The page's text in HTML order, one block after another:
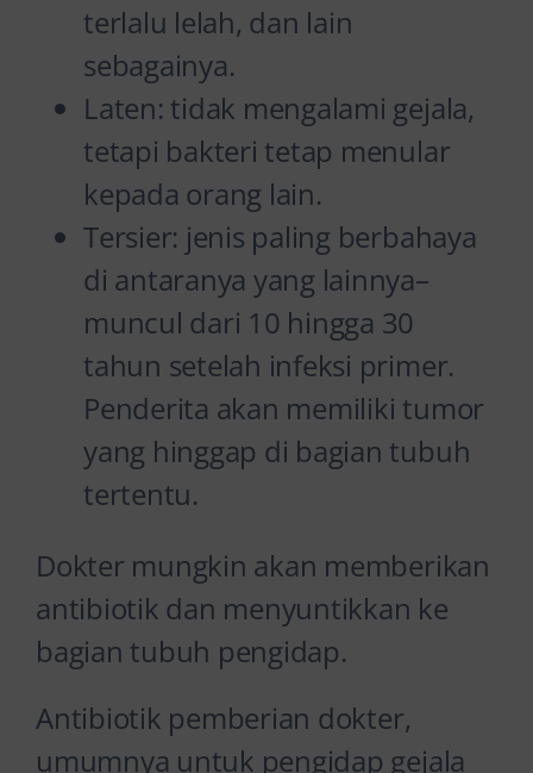
terlalu lelah, dan lain
sebagainya.
Laten: tidak mengalami gejala,
tetapi bakteri tetap menular
kepada orang lain.
Tersier: jenis paling berbahaya
di antaranya yang lainnya–
muncul dari 10 hingga 30
tahun setelah infeksi primer.
Penderita akan memiliki tumor
yang hinggap di bagian tubuh
tertentu.
Dokter mungkin akan memberikan
antibiotik dan menyuntikkan ke
bagian tubuh pengidap.
Antibiotik pemberian dokter,
umumnya untuk pengidap gejala